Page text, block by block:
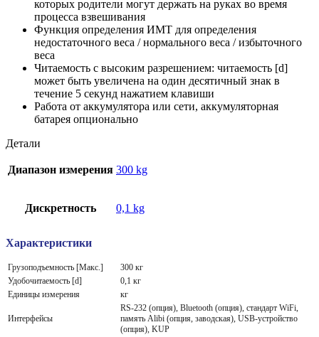
которых родители могут держать на руках во время
процесса взвешивания
Функция определения ИМТ для определения
недостаточного веса / нормального веса / избыточного
веса
Читаемость с высоким разрешением: читаемость [d]
может быть увеличена на один десятичный знак в
течение 5 секунд нажатием клавиши
Работа от аккумулятора или сети, аккумуляторная
батарея опционально
Детали
Диапазон измерения 300 kg
Дискретность 0,1 kg
Характеристики
Грузоподъемность [Макс.]
300 кг
Удобочитаемость [d]
0,1 кг
Единицы измерения
кг
Интерфейсы
RS-232 (опция), Bluetooth (опция), стандарт WiFi,
память Alibi (опция, заводская), USB-устройство
(опция), KUP